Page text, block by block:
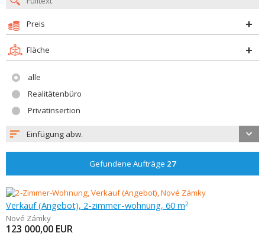
Preis
Fläche
alle
Realitätenbüro
Privatinsertion
Einfügung abw.
Gefundene Aufträge 27
Verkauf (Angebot), 2-zimmer-wohnung, 60 m2
Nové Zámky
123 000,00 EUR